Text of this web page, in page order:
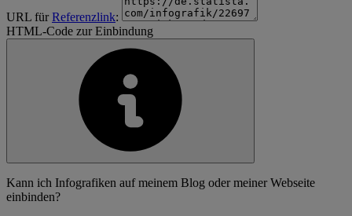
URL fürReferenzlink:
HTML-Code zur Einbindung
Kann ich Infografiken auf meinem Blog oder meiner Webseite
einbinden?